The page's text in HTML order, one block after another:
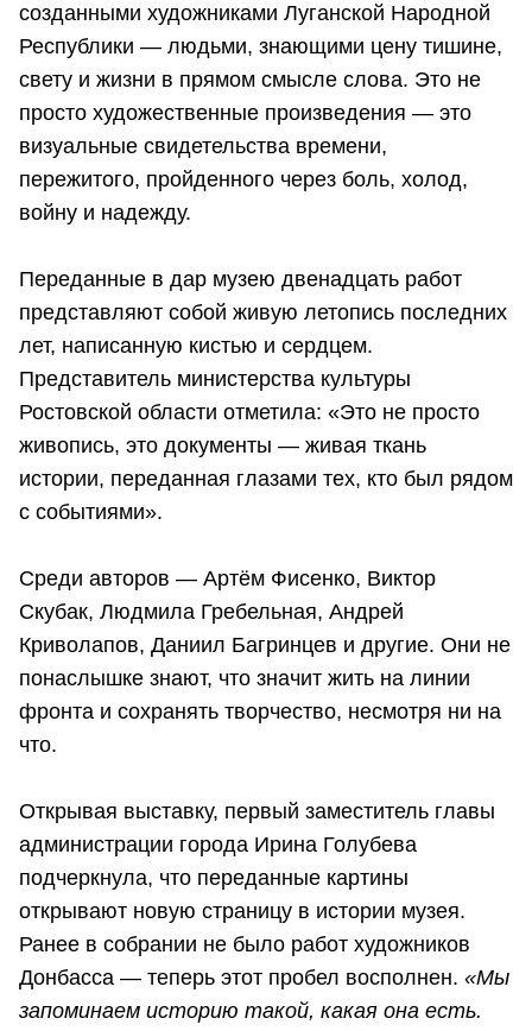
созданными художниками Луганской Народной
Республики — людьми, знающими цену тишине,
свету и жизни в прямом смысле слова. Это не
просто художественные произведения — это
визуальные свидетельства времени,
пережитого, пройденного через боль, холод,
войну и надежду.
Переданные в дар музею двенадцать работ
представляют собой живую летопись последних
лет, написанную кистью и сердцем.
Представитель министерства культуры
Ростовской области отметила: «Это не просто
живопись, это документы — живая ткань
истории, переданная глазами тех, кто был рядом
с событиями».
Среди авторов — Артём Фисенко, Виктор
Скубак, Людмила Гребельная, Андрей
Криволапов, Даниил Багринцев и другие. Они не
понаслышке знают, что значит жить на линии
фронта и сохранять творчество, несмотря ни на
что.
Открывая выставку, первый заместитель главы
администрации города Ирина Голубева
подчеркнула, что переданные картины
открывают новую страницу в истории музея.
Ранее в собрании не было работ художников
Донбасса — теперь этот пробел восполнен. «Мы
запоминаем историю такой, какая она есть.